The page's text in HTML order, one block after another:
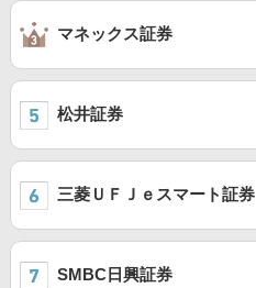
マネックス証券
松井証券
三菱ＵＦＪｅスマート証券
SMBC日興証券